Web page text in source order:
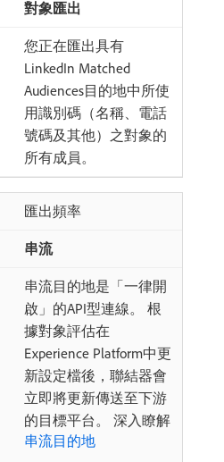
對象匯出
您正在匯出具有
LinkedIn Matched
Audiences目的地中所使
用識別碼（名稱、電話
號碼及其他）之對象的
所有成員。
匯出頻率
串流
串流目的地是「一律開
啟」的API型連線。 根
據對象評估在
Experience Platform中更
新設定檔後，聯結器會
立即將更新傳送至下游
的目標平台。 深入瞭解
串流目的地